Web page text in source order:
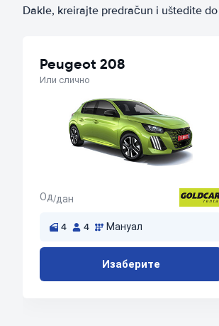
Dakle, kreirajte predračun i uštedite
Peugeot 208
Или слично
Од/дан
4 4 Мануал
Изаберите